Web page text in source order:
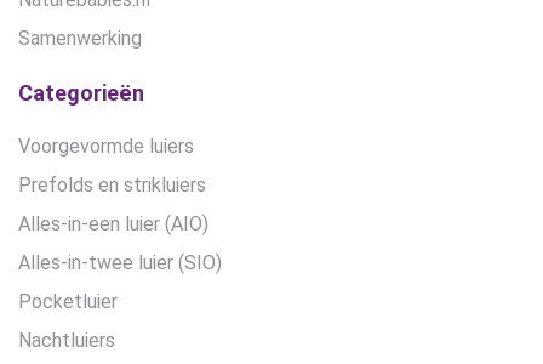
Samenwerking
Categorieën
Voorgevormde luiers
Prefolds en strikluiers
Alles-in-een luier (AIO)
Alles-in-twee luier (SIO)
Pocketluier
Nachtluiers